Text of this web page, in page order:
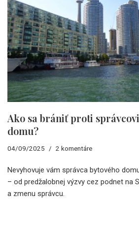
Ako sa brániť proti
domu?
04/09/2025 2 komentáre
Nevyhovuje vám správca bytového
– od predžalobnej výzvy cez podnet na
a zmenu správcu.